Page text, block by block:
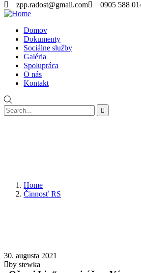
zpp.radost@gmail.com
0905 588
Domov
Dokumenty
Sociálne služby
Galéria
Spolupráca
O nás
Kontakt
Home
Činnosť RS
30. augusta 2021
by stewka